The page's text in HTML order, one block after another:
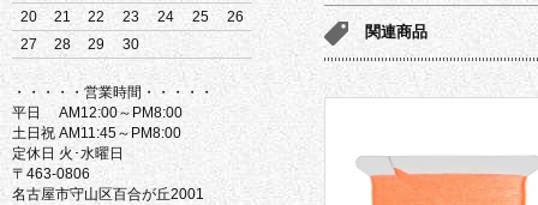
関連商品
20
21 22 23 24 25
26
27
28 29 30
・・・・・営業時間・・・・・
平日 AM12:00～PM8:00
土日祝 AM11:45～PM8:00
定休日 火･水曜日
〒463-0806
名古屋市守山区百合が丘2001